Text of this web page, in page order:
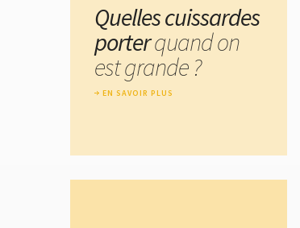
Quelles cuissardes
porterquand on
est grande ?
EN SAVOIR PLUS